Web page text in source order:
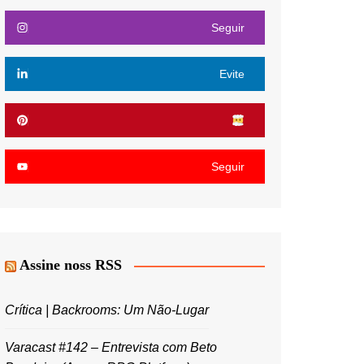
Seguir
Evite
Seguir
Assine noss RSS
Crítica | Backrooms: Um Não-Lugar
Varacast #142 – Entrevista com Beto